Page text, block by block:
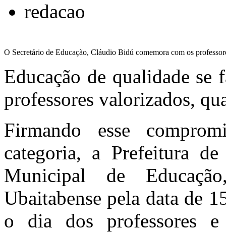
redacao
O Secretário de Educação, Cláudio Bidú comemora com os
Educação de qualidade
professores valorizados,
Firmando esse
categoria, a Prefeitura
Municipal de
Ubaitabense pela data de
o dia dos professores